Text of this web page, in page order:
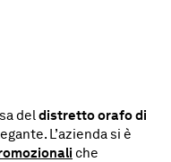
deldistretto orafo di
L’azienda si è
che